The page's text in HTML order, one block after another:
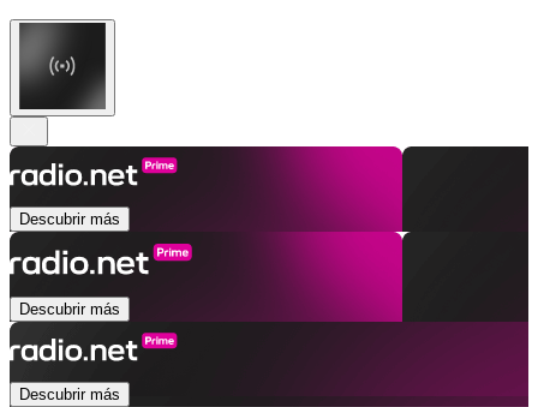
Descubrir más
Descubrir más
Descubrir más